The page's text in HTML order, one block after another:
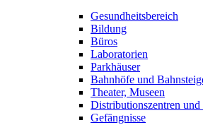
Gesundheitsbereich
Bildung
Büros
Laboratorien
Parkhäuser
Bahnhöfe und
Theater, Museen
Distributionszentren und
Gefängnisse